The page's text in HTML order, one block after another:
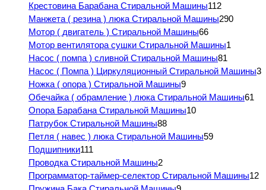
Крестовина Барабана Стиральной Машины112
Манжета ( резина ) люка Стиральной Машины290
Мотор ( двигатель ) Стиральной Машины66
Мотор вентилятора сушки Стиральной Машины1
Насос ( помпа ) сливной Стиральной Машины81
Насос ( Помпа ) Циркуляционный Стиральной Машины3
Ножка ( опора ) Стиральной Машины9
Обечайка ( обрамление ) люка Стиральной Машины61
Опора Барабана Стиральной Машины10
Патрубок Стиральной Машины88
Петля ( навес ) люка Стиральной Машины59
Подшипники111
Проводка Стиральной Машины2
Программатор-таймер-селектор Стиральной Машины12